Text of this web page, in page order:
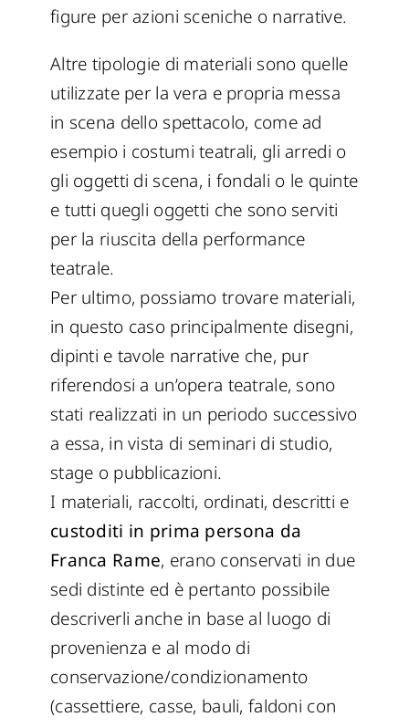
figure per azioni sceniche o narrative.
Altre tipologie di materiali sono quelle
utilizzate per la vera e propria messa
in scena dello spettacolo, come ad
esempio i costumi teatrali, gli arredi o
gli oggetti di scena, i fondali o le quinte
e tutti quegli oggetti che sono serviti
per la riuscita della performance
teatrale.
Per ultimo, possiamo trovare materiali,
in questo caso principalmente disegni,
dipinti e tavole narrative che, pur
riferendosi a un’opera teatrale, sono
stati realizzati in un periodo successivo
a essa, in vista di seminari di studio,
stage o pubblicazioni.
I materiali, raccolti, ordinati, descritti e
custoditi in prima persona da
Franca Rame, erano conservati in due
sedi distinte ed è pertanto possibile
descriverli anche in base al luogo di
provenienza e al modo di
conservazione/condizionamento
(cassettiere, casse, bauli, faldoni con